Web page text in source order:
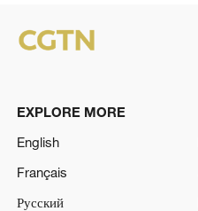
EXPLORE MORE
English
Français
Русский